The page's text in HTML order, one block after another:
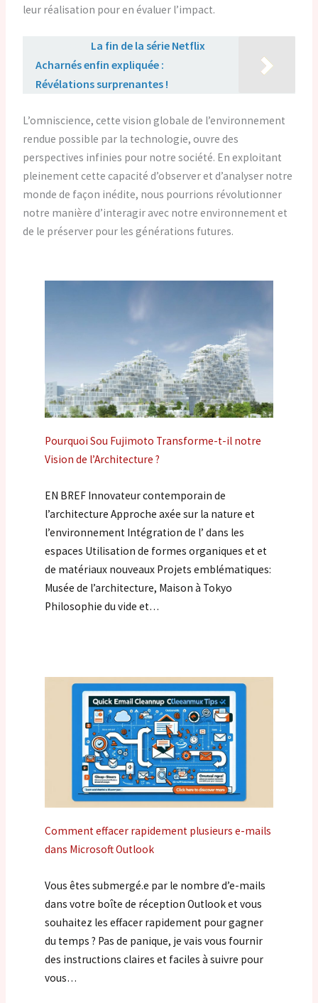
leur réalisation pour en évaluer l’impact.
La fin de la série Netflix
Acharnés enfin expliquée :
Révélations surprenantes !
L’omniscience, cette vision globale de l’environnement
rendue possible par la technologie, ouvre des
perspectives infinies pour notre société. En exploitant
pleinement cette capacité d’observer et d’analyser notre
monde de façon inédite, nous pourrions révolutionner
notre manière d’interagir avec notre environnement et
de le préserver pour les générations futures.
Pourquoi Sou Fujimoto Transforme-t-il notre
Vision de l’Architecture ?
EN BREF Innovateur contemporain de
l’architecture Approche axée sur la nature et
l’environnement Intégration de l’ dans les
espaces Utilisation de formes organiques et et
de matériaux nouveaux Projets emblématiques:
Musée de l’architecture, Maison à Tokyo
Philosophie du vide et…
Comment effacer rapidement plusieurs e-mails
dans Microsoft Outlook
Vous êtes submergé.e par le nombre d’e-mails
dans votre boîte de réception Outlook et vous
souhaitez les effacer rapidement pour gagner
du temps ? Pas de panique, je vais vous fournir
des instructions claires et faciles à suivre pour
vous…